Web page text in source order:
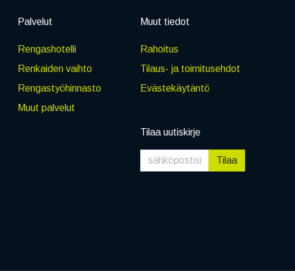
Palvelut
Rengashotelli
Renkaiden vaihto
Rengastyöhinnasto
Muut palvelut
Muut tiedot
Rahoitus
Tilaus- ja toimitusehdot
Evästekäytäntö
Tilaa uutiskirje
Tilaa